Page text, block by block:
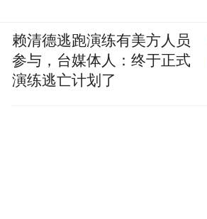
赖清德逃跑演练有美方人员
参与，台媒体人：终于正式
演练逃亡计划了